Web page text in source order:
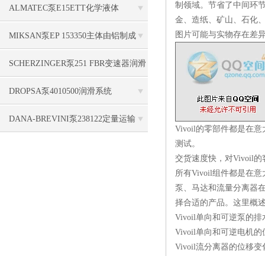
ALMATEC泵E15ETT化学液体
MIKSAN泵EP 153350主体由铝制成
SCHERZINGER泵251 FBR变速器润滑
DROPSA泵4010500润滑系统
DANA-BREVINI泵238122定量运输
制领域。节省了中间环
金、造纸、矿山、石化
图片可能与实物存在差
Vivoil的零部件都是在意
测试。
交货速度快，对Vivoil的
所有Vivoil组件都是在
泵、马达和流量分离器
择合适的产品。这里概
Vivoil单向和可逆泵的排
Vivoil单向和可逆电机的
Vivoil流分离器的位移变